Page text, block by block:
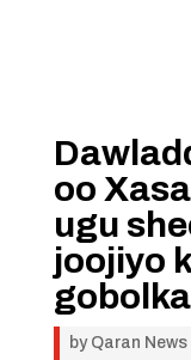
oo
ugu
joojiyo
gobolka
by Qaran News|